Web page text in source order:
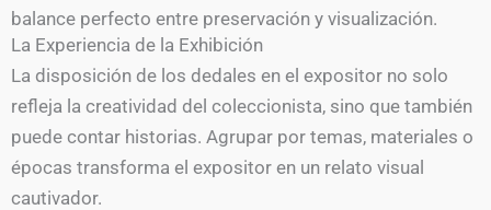
balance perfecto entre preservación y visualización.
La Experiencia de la Exhibición
La disposición de los dedales en el expositor no solo
refleja la creatividad del coleccionista, sino que también
puede contar historias. Agrupar por temas, materiales o
épocas transforma el expositor en un relato visual
cautivador.